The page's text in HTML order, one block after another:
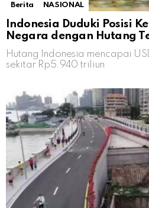
Berita NASIONAL
Indonesia Duduki Posisi
Negara dengan Hutang
Hutang Indonesia mencapai
sekitar Rp5.940 triliun